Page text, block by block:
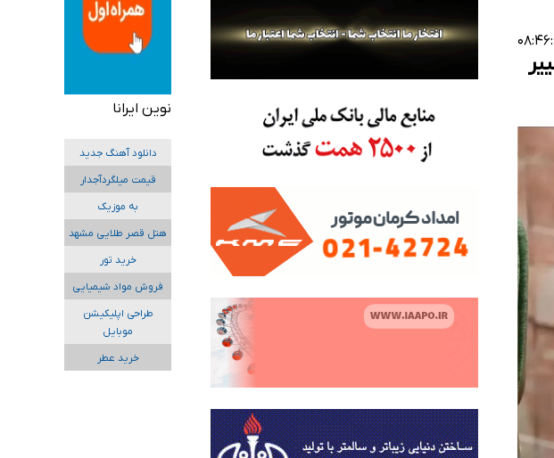
نوین ایرانا
دانلود آهنگ جدید
قیمت میلگردآجدار
به موزیک
هتل قصر طلایی مشهد
خرید تور
فروش مواد شیمیایی
طراحی اپلیکیشن
موبایل
خرید عطر